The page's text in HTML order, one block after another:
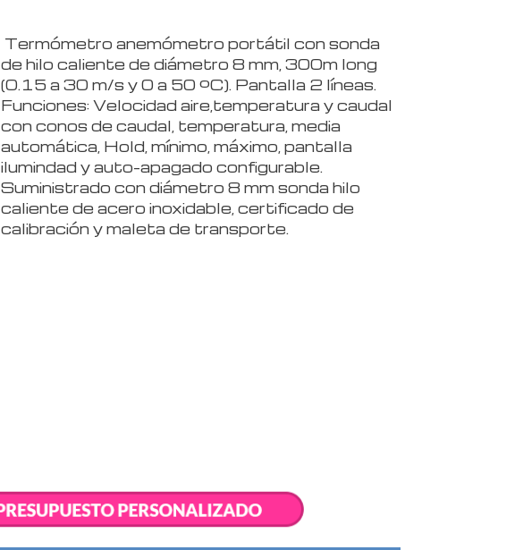
Termómetro anemómetro portátil con sonda
de hilo caliente de diámetro 8 mm, 300m long
(0.15 a 30 m/s y 0 a 50 ºC). Pantalla 2 líneas.
Funciones: Velocidad aire,temperatura y caudal
con conos de caudal, temperatura, media
automática, Hold, mínimo, máximo, pantalla
ilumindad y auto-apagado configurable.
Suministrado con diámetro 8 mm sonda hilo
caliente de acero inoxidable, certificado de
calibración y maleta de transporte.